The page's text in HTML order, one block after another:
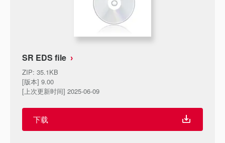
SR EDS file
ZIP: 35.1KB
[版本] 9.00
[上次更新时间] 2025-06-09
下载